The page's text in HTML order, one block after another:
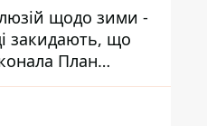
щодо зими -
закидають, що
План
на 20%